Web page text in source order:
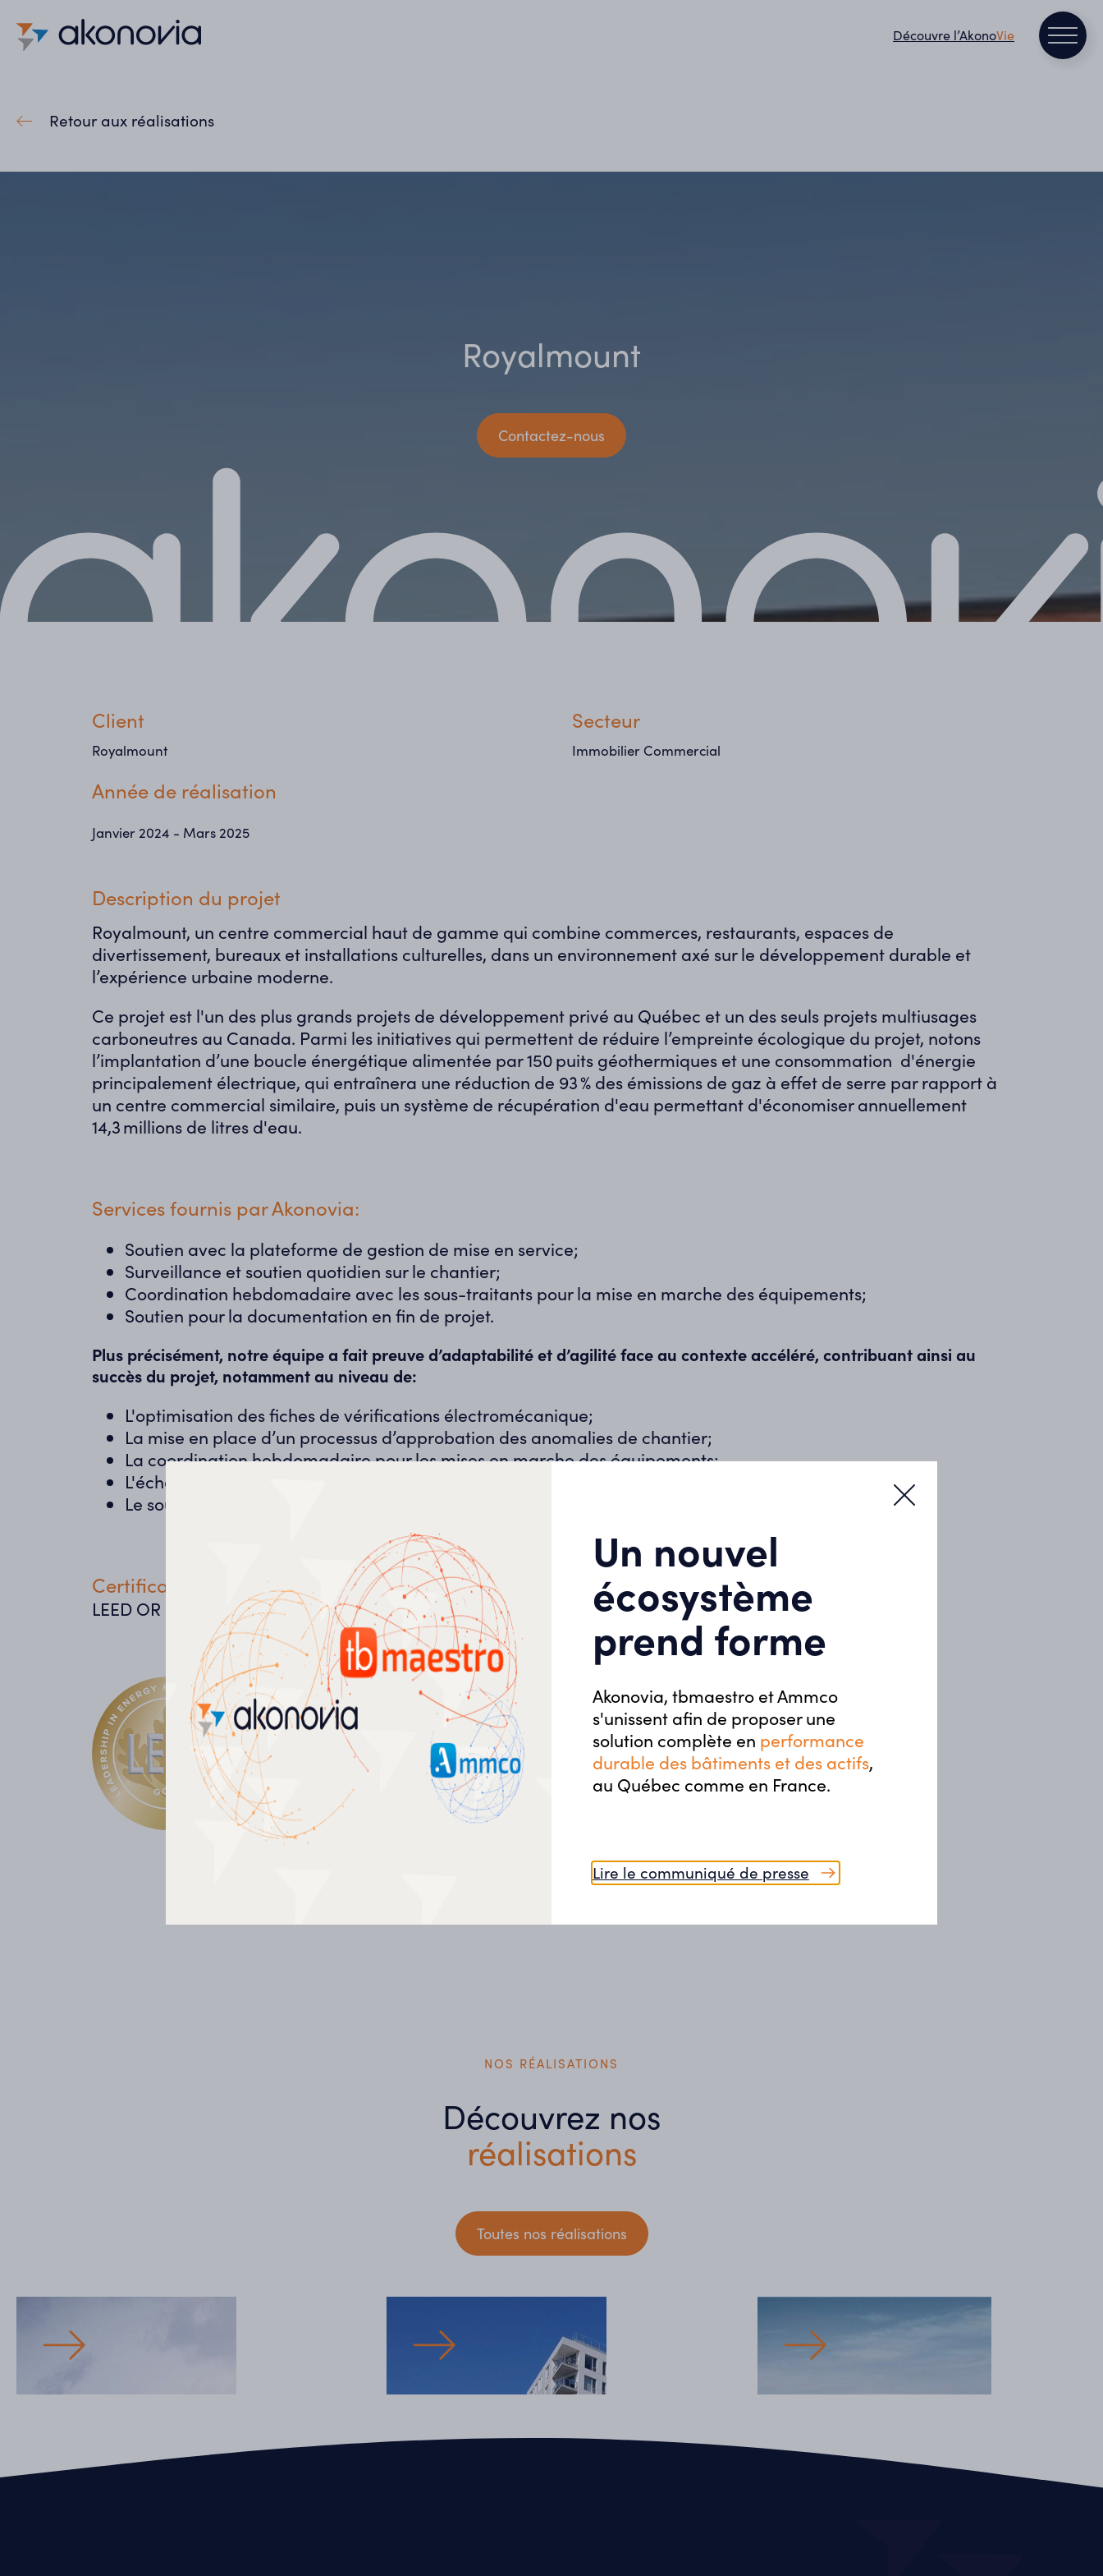
Découvre l’AkonoVie
Retour aux réalisations
Royalmount
Contactez-nous
Client
Royalmount
Année de réalisation
Janvier 2024 - Mars 2025
Secteur
Immobilier Commercial
Description du projet
Royalmount, un centre commercial haut de gamme qui combine commerces, restaurants, espaces de
divertissement, bureaux et installations culturelles, dans un environnement axé sur le développement durable et
l’expérience urbaine moderne.
Ce projet est l'un des plus grands projets de développement privé au Québec et un des seuls projets multiusages
carboneutres au Canada. Parmi les initiatives qui permettent de réduire l’empreinte écologique du projet, notons
l’implantation d’une boucle énergétique alimentée par 150 puits géothermiques et une consommation d'énergie
principalement électrique, qui entraînera une réduction de 93 % des émissions de gaz à effet de serre par rapport à
un centre commercial similaire, puis un système de récupération d'eau permettant d'économiser annuellement
14,3millions de litres d'eau.
Services fournis par Akonovia:
Soutien avec la plateforme de gestion de mise en service;
Surveillance et soutien quotidien sur le chantier;
Coordination hebdomadaire avec les sous-traitants pour la mise en marche des équipements;
Soutien pour la documentation en fin de projet.
Plus précisément, notre équipe a fait preuve d’adaptabilité et d’agilité face au contexte accéléré, contribuant ainsi au
succès du projet, notamment au niveau de:
L'optimisation des fiches de vérifications électromécanique;
La mise en place d’un processus d’approbation des anomalies de chantier;
La coordination hebdomadaire pour les mises en marche des équipements;
L'échéancier P3S ajusté en temps réel
Le soutien quotidien des sous-traitants pour la gestion de la plateforme de mise en service.
Certifications visées:
LEED OR et WELL
NOS RÉALISATIONS
Découvrez nos
réalisations
Toutes nos réalisations
Immobilier Commercial
Espace Montmorency
Immobilier Commercial
Complexe QG Sainte-Foy
Immobilier Commercial
La Maison du Loisir et du Sport
Un nouvel
écosystème
prend forme
Akonovia, tbmaestro et Ammco
s'unissent afin de proposer une
solution complète en performance
durable des bâtiments et des actifs,
au Québec comme en France.
Lire le communiqué de presse